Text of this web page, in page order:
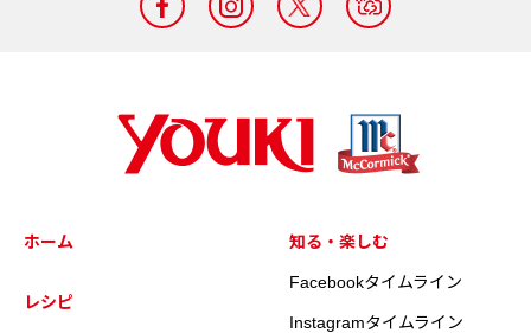
ホーム
レシピ
知る・楽しむ
Facebookタイムライン
Instagramタイムライン